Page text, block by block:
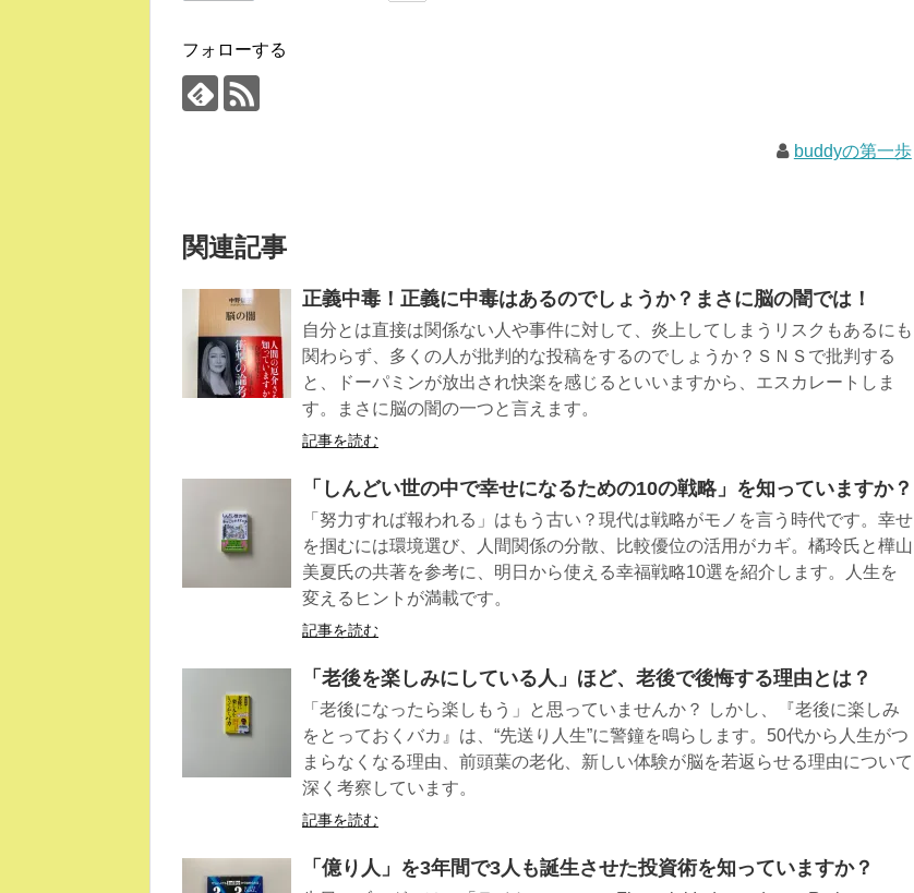
フォローする
buddyの第一歩
関連記事
正義中毒！正義に中毒はあるのでしょうか？まさに脳の闇では！
自分とは直接は関係ない人や事件に対して、炎上してしまうリスクもあるにも
関わらず、多くの人が批判的な投稿をするのでしょうか？ＳＮＳで批判する
と、ドーパミンが放出され快楽を感じるといいますから、エスカレートしま
す。まさに脳の闇の一つと言えます。
記事を読む
「しんどい世の中で幸せになるための10の戦略」を知っていますか？
「努力すれば報われる」はもう古い？現代は戦略がモノを言う時代です。幸せ
を掴むには環境選び、人間関係の分散、比較優位の活用がカギ。橘玲氏と樺山
美夏氏の共著を参考に、明日から使える幸福戦略10選を紹介します。人生を
変えるヒントが満載です。
記事を読む
「老後を楽しみにしている人」ほど、老後で後悔する理由とは？
「老後になったら楽しもう」と思っていませんか？ しかし、『老後に楽しみ
をとっておくバカ』は、“先送り人生”に警鐘を鳴らします。50代から人生がつ
まらなくなる理由、前頭葉の老化、新しい体験が脳を若返らせる理由について
深く考察しています。
記事を読む
「億り人」を3年間で3人も誕生させた投資術を知っていますか？